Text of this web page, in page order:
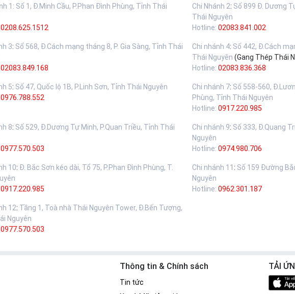
1 : Số 1, Đ.Minh Cầu, P.Phan Đình Phùng, Tỉnh Thái
0208.625.1512
Chi Nhánh 2: Số 899 Đ. Dương
Thái Nguyên
Hotline: 02083.841.002
3: Số 568, Đ.Cách mạng tháng 8, P. Gia Sàng, Tỉnh Thái
02083.849.168
Chi nhánh 4: Số 442, Đ.Cách
Thái Nguyên (Gang Thép Thái
Hotline: 02083.836.368
5: Số 47, Quốc lộ 1B, P.Linh Sơn, Tỉnh Thái Nguyên
0976.788.552
Chi nhánh 7: Số 558-560,
Phùng, Tỉnh Thái Nguyên
Hotline: 0917.220.985
8: Số 529, Đ.Dương Tự Minh, P.Quan Triều, Tỉnh Thái
0977.570.503
Chi nhánh 9: Số 333, Đ.Quang
Nguyên
Hotline: 0974.980.706
10: Đ. Bắc Sơn kéo dài, Tổ 75, P.Phan Đình Phùng, T.
0917.220.985
Chi nhánh 11 : Số 159 Đường
Nguyên
Hotline: 0962.301.187
12: Tầng 1, Toà nhà Thái Nguyên Tower, Đ.Bến Tượng,
Nguyên
0977.570.503
Thông tin & Chính sách
Tin tức
TẢI